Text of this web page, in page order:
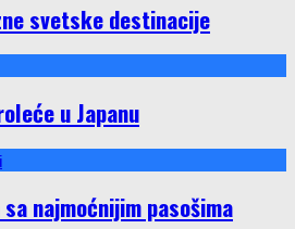
svetske destinacije
u Japanu
najmoćnijim pasošima